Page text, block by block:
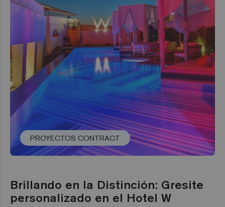
PROYECTOS CONTRACT
Brillando en la Distinción: Gresite
personalizado en el Hotel W